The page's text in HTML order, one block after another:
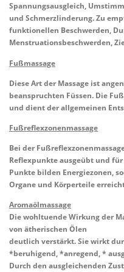
Spannungsausgleich,
und Schmerzlinderung. Zu
funktionellen Beschwerden,
Menstruationsbeschwerden,
Fußmassage
Diese Art der Massage ist
beanspruchten Füssen. Die
und dient der allgemeinen
Fußreflexzonenmassage
Bei der
Reflexpunkte ausgeübt und
Punkte bilden Energiezonen,
Organe und Körperteile
Aromaölmassage
Die wohltuende Wirkung der
von ätherischen Ölen
deutlich verstärkt. Sie wirkt
*beruhigend, *anregend, *
Durch den ausgleichenden